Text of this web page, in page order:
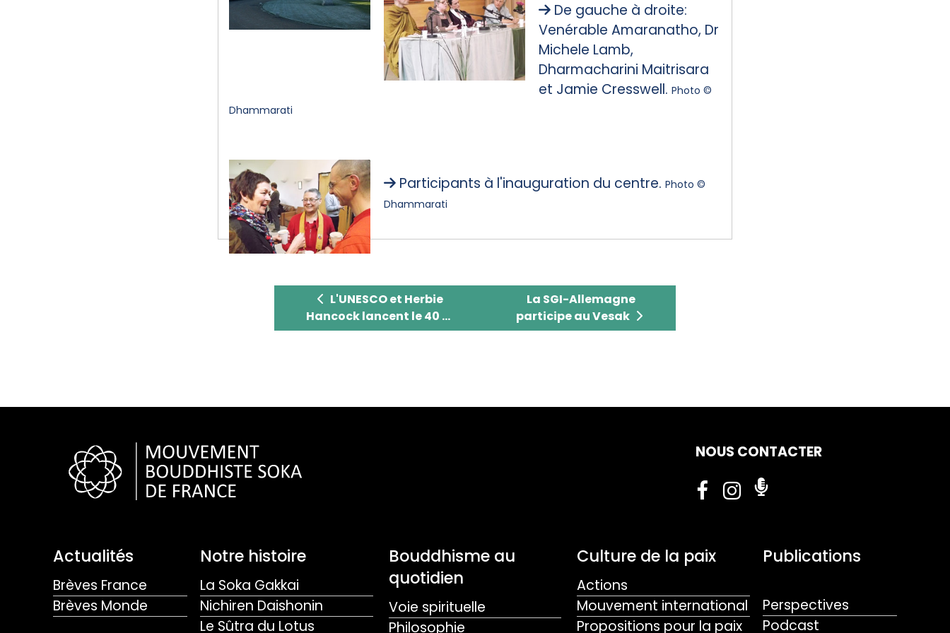
De gauche à droite:
Venérable Amaranatho, Dr
Michele Lamb,
Dharmacharini Maitrisara
et Jamie Cresswell.Photo ©
Dhammarati
Participants à l'inauguration du centre. Photo ©
Dhammarati
L'UNESCO et Herbie Hancock lancent le 40e anniversaire de la Convention du patrimoine mondial
L'UNESCO et Herbie
Hancock lancent le 40 ...
La SGI-Allemagne participe au Vesak
La SGI-Allemagne
participe au Vesak
NOUS CONTACTER
Actualités
Brèves France
Brèves Monde
Notre histoire
La Soka Gakkai
Nichiren Daishonin
Le Sûtra du Lotus
Bouddhisme au
quotidien
Voie spirituelle
Philosophie
Culture de la paix
Actions
Mouvement international
Propositions pour la paix
Publications
Perspectives
Podcast